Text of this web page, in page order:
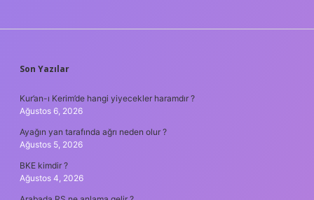
SIDEBAR
Son Yazılar
Kur’an-ı Kerim’de hangi yiyecekler haramdır ?
Ağustos 6, 2026
Ayağın yan tarafında ağrı neden olur ?
Ağustos 5, 2026
BKE kimdir ?
Ağustos 4, 2026